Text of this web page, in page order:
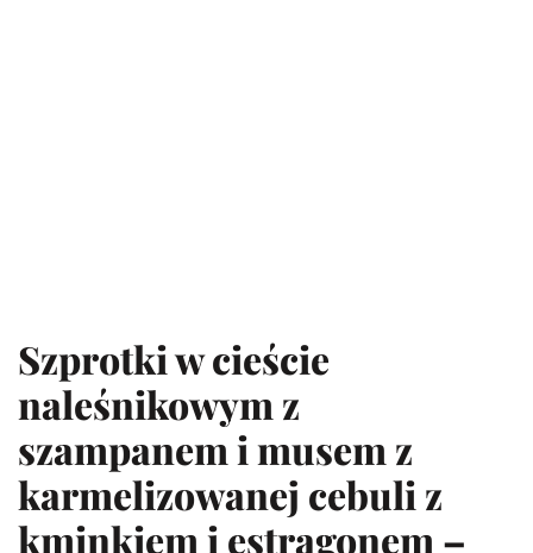
Szprotki w cieście
naleśnikowym z
szampanemi musem z
karmelizowanej cebuli z
kminkiem i estragonem –